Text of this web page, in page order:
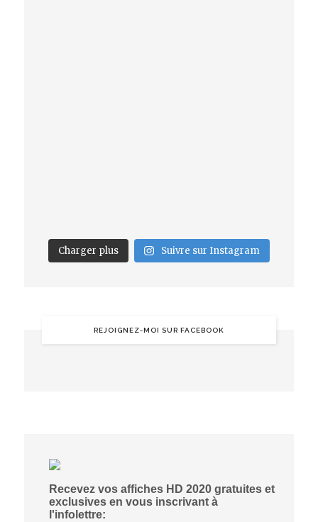
Charger plus Suivre sur Instagram
REJOIGNEZ-MOI SUR FACEBOOK
Recevez vos affiches HD 2020 gratuites et
exclusives en vous inscrivant à
l'infolettre: